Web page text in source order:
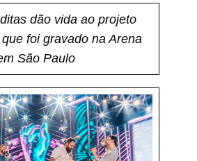
dão vida ao projeto
que foi gravado na Arena
São Paulo